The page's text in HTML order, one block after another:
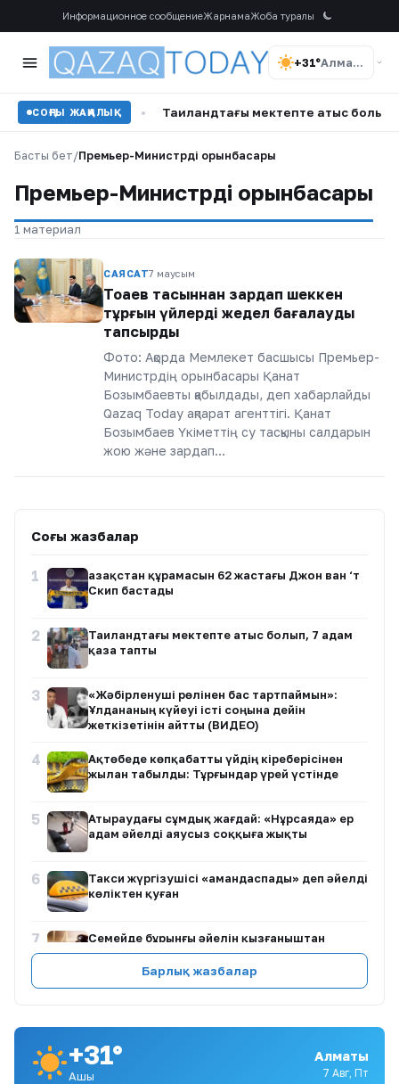
Информационное сообщениеЖарнамаЖоба туралы
+31° Алматы
СОҢҒЫ ЖАҢАЛЫҚ
‘т Скип бастады Таиландтағы мектепте атыс болып,
Басты бет/Премьер-Министрдің орынбасары
Премьер-Министрдің орынбасары
1 материал
САЯСАТ7 маусым
Тоқаев тасқыннан зардап шеккен
тұрғын үйлерді жедел бағалауды
тапсырды
Фото: Ақорда Мемлекет басшысы Премьер-
Министрдің орынбасары Қанат
Бозымбаевты қабылдады, деп хабарлайды
Qazaq Today ақпарат агенттігі. Қанат
Бозымбаев Үкіметтің су тасқыны салдарын
жою және зардап…
Соңғы жазбалар
1
Қазақстан құрамасын 62 жастағы Джон ван ‘т
Скип бастады
2
Таиландтағы мектепте атыс болып, 7 адам
қаза тапты
3
«Жәбірленуші рөлінен бас тартпаймын»:
Ұлдананың күйеуі істі соңына дейін
жеткізетінін айтты (ВИДЕО)
4
Ақтөбеде көпқабатты үйдің кіреберісінен
жылан табылды: Тұрғындар үрей үстінде
5
Атыраудағы сұмдық жағдай: «Нұрсаяда» ер
адам әйелді аяусыз соққыға жықты
6
Такси жүргізушісі «амандаспады» деп әйелді
көліктен қуған
7
Семейде бұрынғы әйелін қызғаныштан
өлтірген ер адам 12 жылға сотталды
9
«Ауылдың әйелі»: ауылына барған Мөлдір
Мұқанова сиыр сауып, көзге түсті (ВИДЕО)
Барлық жазбалар
+31°
Ашық
Алматы
7 Авг, Пт